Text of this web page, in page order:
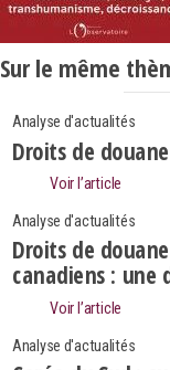
Sur le même
Analyse d'actualités
Droits de
Voir l’article
Analyse d'actualités
Droits de
canadiens : une
Voir l’article
Analyse d'actualités